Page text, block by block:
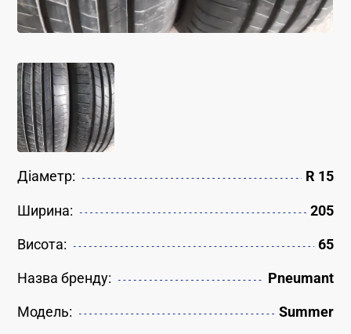
Діаметр: R 15
Ширина: 205
Висота: 65
Назва бренду: Pneumant
Модель: Summer